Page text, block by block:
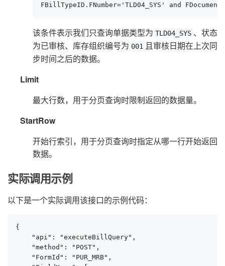
FBillTypeID.FNumber='TLD04_SYS' and
该条件表示我们只查询单据类型为 TLD04_SYS 、状态
为已审核、库存组织编号为 001 且审核日期在上次同
步时间之后的数据。
Limit
最大行数，用于分页查询时限制返回的数据量。
StartRow
开始行索引，用于分页查询时指定从哪一行开始返回
数据。
实际调用示例
以下是一个实际调用该接口的示例代码：
{
    "api": "executeBillQuery",
    "method": "POST",
    "FormId": "PUR_MRB",